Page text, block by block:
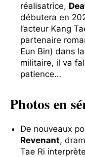
réalisatrice,
débutera en
l’acteur Kang
partenaire
Eun Bin) dans
militaire, il va
patience…
Photos en
De nouveaux
Revenant,
Tae Ri